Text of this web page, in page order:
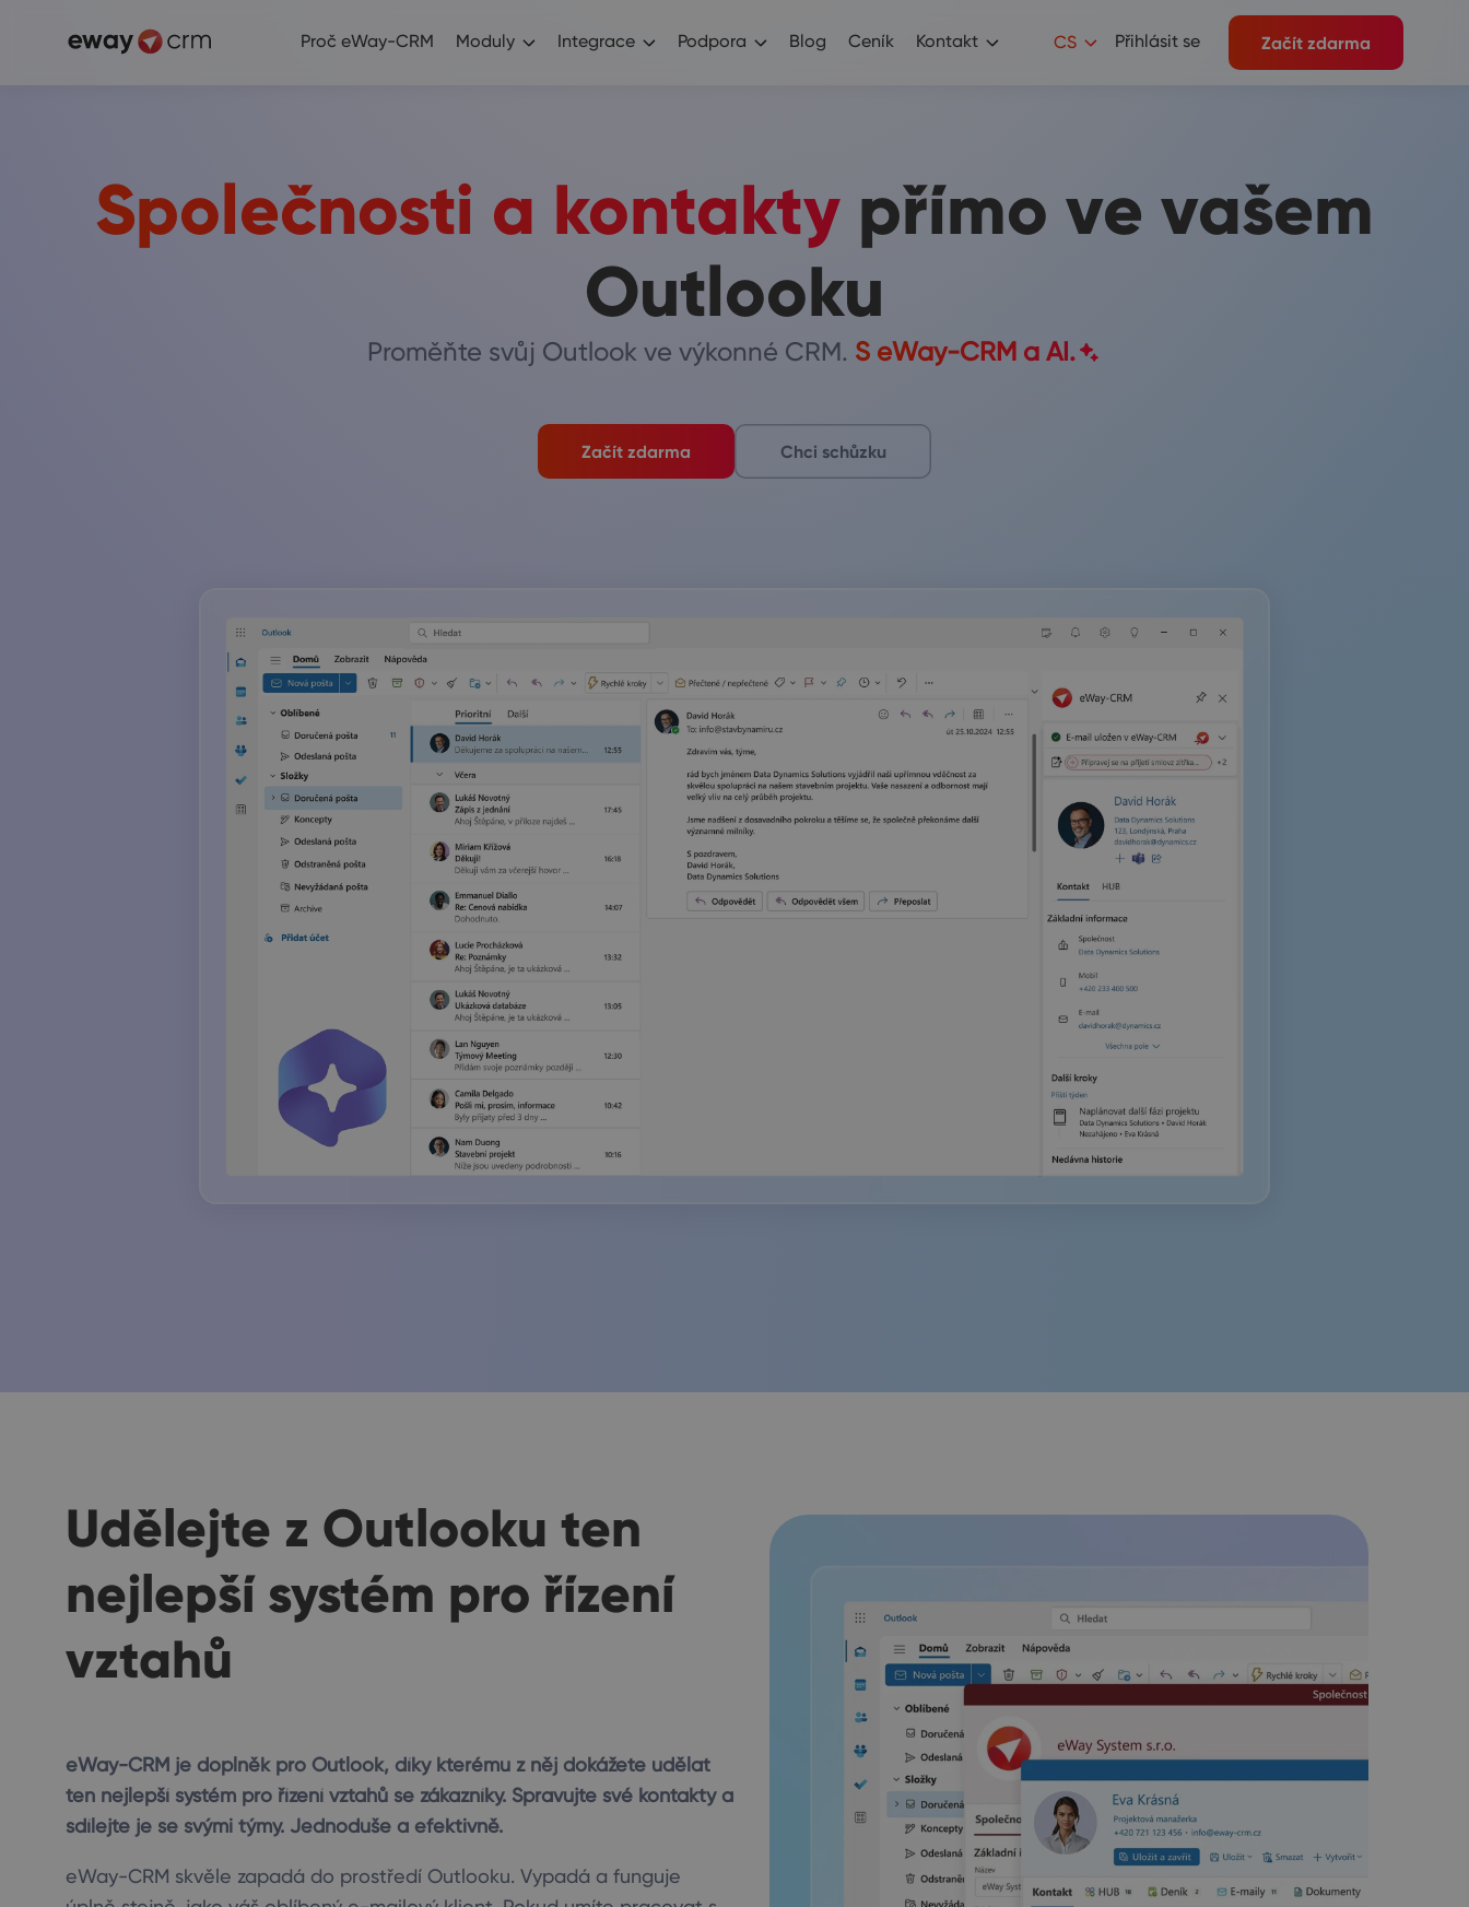
Proč eWay-CRM Moduly Integrace Podpora Blog Ceník Kontakt CS Přihlásit se Začít zdarma
Společnosti a kontakty přímo ve vašem
Outlooku
Proměňte svůj Outlook ve výkonné CRM. S eWay-CRM a AI.
Začít zdarma Chci schůzku
Udělejte z Outlooku ten
nejlepší systém pro řízení
vztahů
eWay-CRM je doplněk pro Outlook, díky kterému z něj dokážete udělat
ten nejlepší systém pro řízení vztahů se zákazníky. Spravujte své kontakty a
sdílejte je se svými týmy. Jednoduše a efektivně.
eWay-CRM skvěle zapadá do prostředí Outlooku. Vypadá a funguje